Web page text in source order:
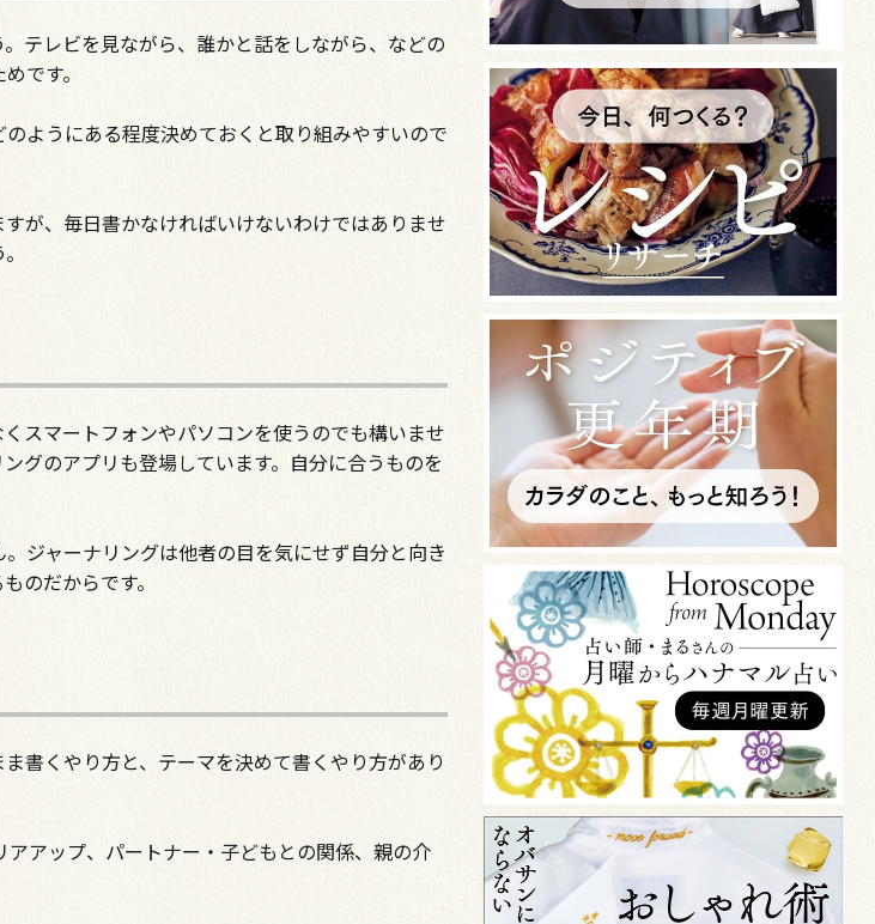
テレビを見ながら、誰かと話をしながら、などの
です。
ようにある程度決めておくと取り組みやすいので
が、毎日書かなければいけないわけではありませ
スマートフォンやパソコンを使うのでも構いませ
グのアプリも登場しています。自分に合うものを
ジャーナリングは他者の目を気にせず自分と向き
のだからです。
書くやり方と、テーマを決めて書くやり方があり
アップ、パートナー・子どもとの関係、親の介